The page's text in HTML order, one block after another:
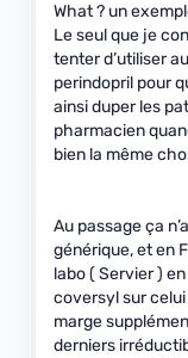
What ? un
Le seul que je
tenter d’utiliser
perindopril pour
ainsi duper les
pharmacien
bien la même
Au passage ça
générique, et en
labo ( Servier )
coversyl sur
marge
derniers